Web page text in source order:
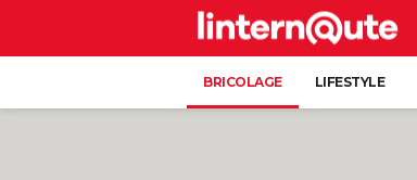
BRICOLAGE LIFESTYLE